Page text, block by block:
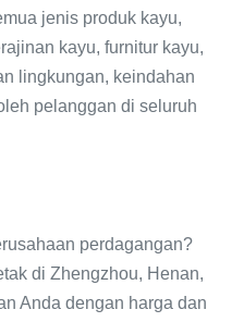
jenis produk kayu,
kayu, furnitur kayu,
lingkungan, keindahan
pelanggan di seluruh
perdagangan?
di Zhengzhou, Henan,
Anda dengan harga dan